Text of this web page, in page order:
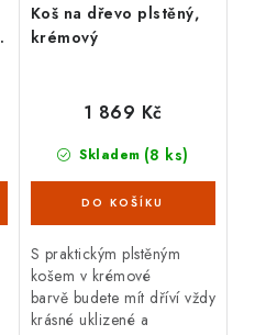
Koš na dřevo plstěný,
krémový
Skladem (8 ks)
1 869 Kč
S praktickým plstěným
košem v krémové
barvě budete mít dříví vždy
krásné uklizené a